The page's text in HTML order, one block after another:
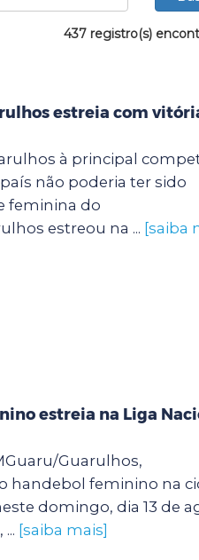
437 registro(s)
estreia com
à principal
não poderia ter sido
feminina do
estreou na ... [saiba
estreia na Liga
Guarulhos,
handebol feminino na
domingo, dia 13 de
[saiba mais]